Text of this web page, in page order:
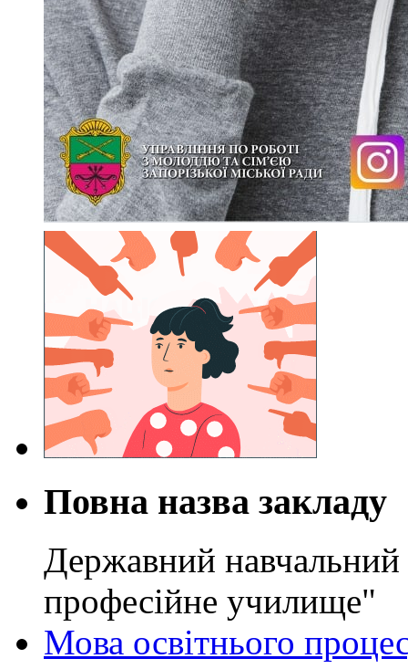
Повна назва закладу
Державний навчальний
професійне училище"
Мова освітнього